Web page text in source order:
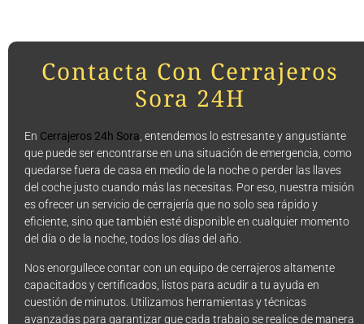
Contacta Con Cerrajeros
Sora 24H
En Cerrajeros 24h Sora, entendemos lo estresante y angustiante
que puede ser encontrarse en una situación de emergencia, como
quedarse fuera de casa en medio de la noche o perder las llaves
del coche justo cuando más las necesitas. Por eso, nuestra misión
es ofrecer un servicio de cerrajería que no solo sea rápido y
eficiente, sino que también esté disponible en cualquier momento
del día o de la noche, todos los días del año.
Nos enorgullece contar con un equipo de cerrajeros altamente
capacitados y certificados, listos para acudir a tu ayuda en
cuestión de minutos. Utilizamos herramientas y técnicas
avanzadas para garantizar que cada trabajo se realice de manera